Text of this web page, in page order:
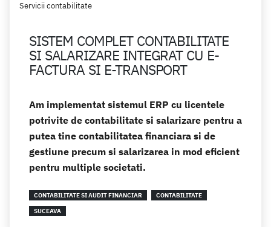
Servicii contabilitate
SISTEM COMPLET CONTABILITATE
SI SALARIZARE INTEGRAT CU E-
FACTURA SI E-TRANSPORT
Am implementat sistemul ERP cu licentele
potrivite de contabilitate si salarizare pentru a
putea tine contabilitatea financiara si de
gestiune precum si salarizarea in mod eficient
pentru multiple societati.
CONTABILITATE SI AUDIT FINANCIAR
CONTABILITATE
SUCEAVA